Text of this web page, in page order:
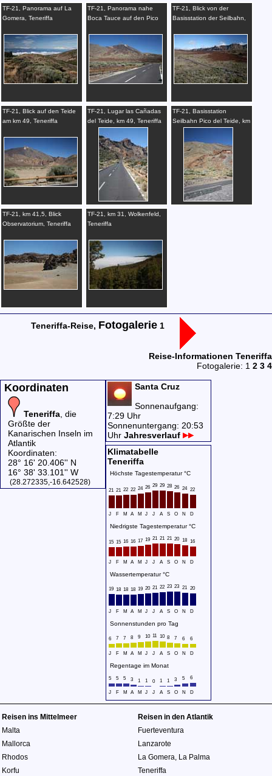
TF-21, Panorama auf La
Gomera, Teneriffa
TF-21, Panorama nahe
Boca Tauce auf den Pico
TF-21, Blick von der
Basisstation der Seilbahn,
TF-21, Blick auf den Teide
am km 49, Teneriffa
TF-21, Lugar las Cañadas
del Teide, km 49, Teneriffa
TF-21, Basisstation
Seilbahn Pico del Teide, km
TF-21, km 41,5, Blick
Observatorium, Teneriffa
TF-21, km 31, Wolkenfeld,
Teneriffa
Teneriffa-Reise, Fotogalerie 1
Reise-Informationen Teneriffa
Fotogalerie: 1 2 3 4
Koordinaten
Teneriffa , die
Größte der
Kanarischen Inseln im
Atlantik
Koordinaten:
28° 16' 20.406'' N
16° 38' 33.101'' W
(28.272335,-16.642528)
Santa Cruz
Sonnenaufgang:
7:29 Uhr
Sonnenuntergang: 20:53
Uhr Jahresverlauf
Klimatabelle
Teneriffa
Höchste Tagestemperatur °C
21 21 22 22 24 26 29 29 28 26 24 22
J F M A M J J A S O N D
Niedrigste Tagestemperatur °C
15 15 16 16 17 19 21 21 21 20 18 16
J F M A M J J A S O N D
Wassertemperatur °C
19 18 18 18 19 20 21 22 23 23 21 20
J F M A M J J A S O N D
Sonnenstunden pro Tag
6 7 7 8 9 10 11 10 8 7 6 6
J F M A M J J A S O N D
Regentage im Monat
5 5 5 3 1 1 0 1 1 3 5 6
J F M A M J J A S O N D
Reisen ins Mittelmeer
Malta
Mallorca
Rhodos
Korfu
Reisen in den Atlantik
Fuerteventura
Lanzarote
La Gomera, La Palma
Teneriffa